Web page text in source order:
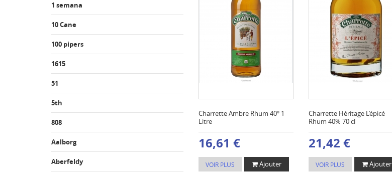
1 semana
10 Cane
100 pipers
1615
51
5th
808
Aalborg
Aberfeldy
Charrette Ambre Rhum 40º 1
Litre
16,61 €
VOIR PLUS Ajouter
Charrette Héritage L’épicé
Rhum 40% 70 cl
21,42 €
VOIR PLUS Ajouter